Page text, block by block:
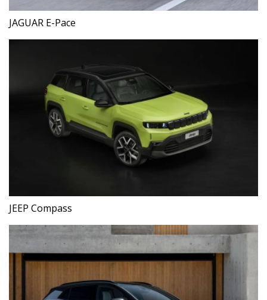
JAGUAR E-Pace
JEEP Compass